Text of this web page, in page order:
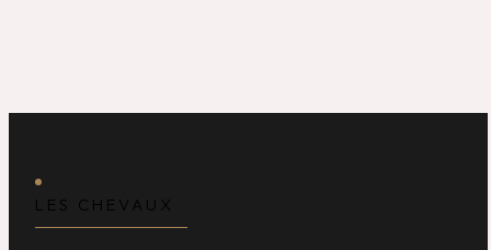
LES CHEVAUX